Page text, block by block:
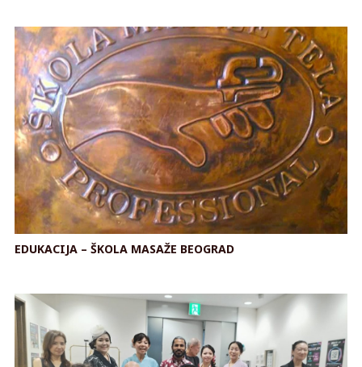
EDUKACIJA – ŠKOLA MASAŽE BEOGRAD